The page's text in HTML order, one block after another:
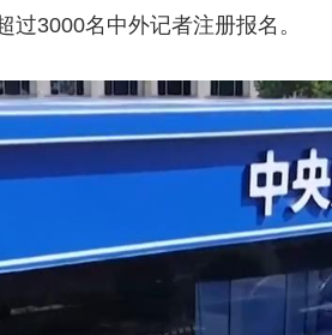
3000名中外记者注册报名。